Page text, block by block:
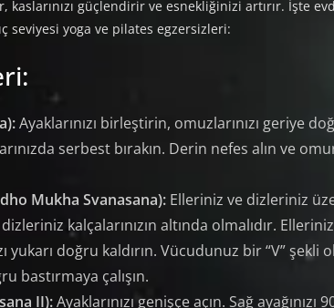
kaslarınızı güçlendirir ve esnekliğinizi artırır. İşte
seviyesi yoga ve pilates egzersizleri:
Ayaklarınızı birleştirin, omuzlarınızı geriye
serbest bırakın. Derin nefes alın ve
Mukha Svanasana): Elleriniz ve dizleriniz
dizleriniz kalçalarınızın altında olmalıdır.
yukarı doğru kaldırın. Vücudunuz bir “V” şekli
bastırmaya çalışın.
II):Ayaklarınızı genişçe açın. Sağ